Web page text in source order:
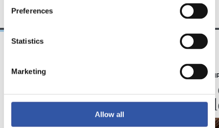
Preferences
Statistics
Marketing
Allow all
CRÓNICA
minutos
07/08/2026
PRIMER
en